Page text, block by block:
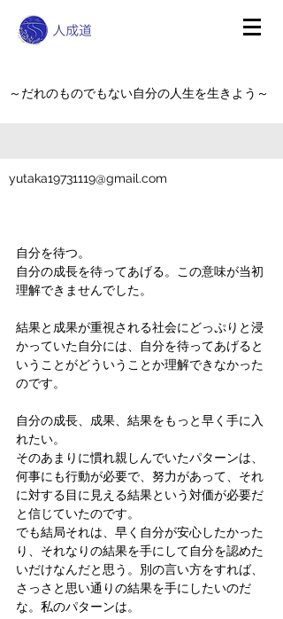
～だれのものでもない自分の人生を生きよう～
yutaka19731119@gmail.com
自分を待つ。
自分の成長を待ってあげる。この意味が当初
理解できませんでした。
結果と成果が重視される社会にどっぷりと浸
かっていた自分には、自分を待ってあげると
いうことがどういうことか理解できなかった
のです。
自分の成長、成果、結果をもっと早く手に入
れたい。
そのあまりに慣れ親しんでいたパターンは、
何事にも行動が必要で、努力があって、それ
に対する目に見える結果という対価が必要だ
と信じていたのです。
でも結局それは、早く自分が安心したかった
り、それなりの結果を手にして自分を認めた
いだけなんだと思う。別の言い方をすれば、
さっさと思い通りの結果を手にしたいのだ
な。私のパターンは。